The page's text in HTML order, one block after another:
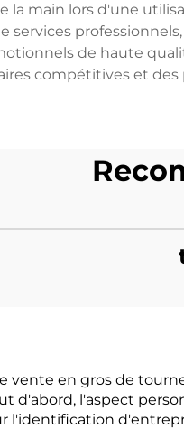
la main lors d'une
services
de haute
compétitives et des
vente en gros de
d'abord, l'aspect
l'identification